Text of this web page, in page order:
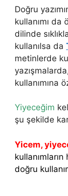
Doğru
kullanımı
dilinde
kullanılsa da
metinlerde
kullanımına
Yiyeceğim
şu şekilde
Yicem,
kullanımların
doğru